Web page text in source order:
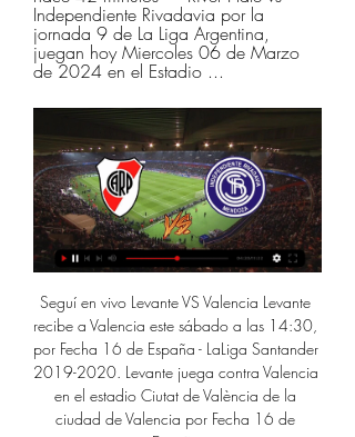
Independiente Rivadavia por la
jornada 9 de La Liga Argentina,
juegan hoy Miercoles 06 de Marzo
de 2024 en el Estadio ...
Seguí en vivo Levante VS Valencia Levante recibe a Valencia este sábado a las 14:30, por Fecha 16 de España - LaLiga Santander 2019-2020. Levante juega contra Valencia en el estadio Ciutat de València de la ciudad de Valencia por Fecha 16 de España.

En las cuentas de las redes sociales del Mushuc Runa se informó este 30 de enero que el partido programado ante Macará se suspende por ‘razones extra futbolísticas’.El juego estaba programado para el sábado 2 de febrero en el estadio Cooperativa de Ahorro y Crédito Mushuc Runa ubicado en …

Lo último en Baltimore Orioles noticias, resultados, estadísticas, rumores y mas de ESPN.. Kenta Maeda tolera jonrón en debut con Twins.. pero no permitió más daño en su primera.

EN VIVO ONLINE River Plate vs. Independiente Rivadavia hace 2 días — Cómo ver en vivo por TV y streaming el partido entre River vs Independiente Rivadavia, por la novena fecha de la Copa de la Liga 2024.

Un viejo clásico de colonias será protagonista de la gran final que otorga boletos a la Copa Libertadores 2019, como Chile 4. Éste sábado 10 de noviembre, a las 20:00 horas se jugará el encuentro de ida de la gran final en el estadio Bicentenario de La Florida, donde el local Audax Italiano recibirá a Palestino, con arbitraje de Ángelo.

Cuidad Quesada, a menudo conocida como San Carlos, se encuentra en la parte central de la provincia de Alajuela. Es una de las zonas más fértiles en agricultura de Costa Rica. La producción de carne y productos lácteos son clave, pero también hay fincas cafetaleras que se pueden visitar.

Ver River Plate vs Lanús En Vivo Live Stream Today! online y gratis por internet. V. a las 1. 7: 4. Estádio Antonio Vespucio Liberti. Mirar River Plate vs Lanús en vivo online por internet. Wath live stream. Google Play, Apple Store 2. Ver partido Ver River Plate vs Lanús EN VIVO ONLINE HD. Jornada de las Semifinales Copa Libertadores de.

La Universidad de Chile volvió a la zona de descenso tras caer ante Palestino.. Luksic anuncia que ningún trabajador directo de Quiñeco y sus empresas ganará menos de 500 mil pesos el 2020. Ministerio de Salud descartó caso sospechoso de coronavirus en Chile @elepicentro en …

River vs. Independiente Rivadavia, hoy EN VIVO: hora, por hace 23 horas — El Millonario, que viene de empatar ante Talleres, recibe a la Lepra mendocina en el Monumental. Seguilo en Olé. AI. ⚽ River Plate jugará ...

Fecha de inicio: 18 de enero de 2020Hora: 8 p.m. (hora de Costa Rica)Lugar: GuadalupeSede: Estadio Coyella FonsecaJornada 3 Liga Promerica Fecha, horario, cómo ver en directo en televisión y cómo seguir online Guadalupe vs. Universitario Canal de Transmisión: Tigo Sports Canal 9 en digital, 709 en HD y 13 en satelital HD. App: Tigo […]

Hoteles cerca Universidad Xavier – Ateneo de Cagayán, Cagayán de Oro al mejor precio? Reserve ya y ahorra hasta en 30-50% de descuento con Hoteles.com!

River vs. Independiente Rivadavia: día, TV y horario para hace 3 días — River vs. Independiente Rivadavia: día, TV y horario para ver EN VIVO · Buscando salir de una racha de cuatro empates consecutivos, el Millonario ...

23 hours ago · Pronóstico Rio Ave vs Santa Clara para el partido del sábado en la Primeira Liga de Portugal.Rio Ave podría entrar entre los cinco primeros con una victoria en casa contra el Santa Clara de la mitad de la tabla en el penúltimo partido de la temporada por parejas.

A qué hora juega River Plate vs. Independiente Rivadavia hace 9 horas — Se puede ver en vivo por TV a través de ESPN Premium. Además, existe la posibilidad de seguir el minuto a minuto con estadísticas ...

En el último piso del Ateneo Mercantil de Valencia, en mayo abrieron la terraza más espectacular del centro de Valencia siendo el único ático del centro histórico de Valencia convertido en Lounge, es un lugar exclusivo en Valencia, donde disfrutar del mejor ambiente en lo alto del emblemático edificio del Ateneo Mercantil de Valencia.

La carrera de Docencia forma profesionales capaces de desarrollar e implementar métodos y estrategias para la enseñanza a distintos tipos de personas. El proceso de enseñanza-aprendizaje se basa en una transmisión de conocimientos y valores del profesor a los estudiantes, que se logra por medio de diversas técnicas para obtener los mejores.

Cobreloa, Deportes Melipilla, Deportes Santa Cruz, Deportes Temuco, Deportes Valdivia (local y visita), Rangers (local y visita), Magallanes, San Luis de Quillota, San Marcos de Arica, y Unión San Felipe.

Obras terminó con una sonrisa frente a Gigante del Sur En la definición de la Copa Argentina,. La Nación se comprometió a agilizar los pagos para la obra del Acueducto Gran San Juan.

River Plate vs. Independiente (Copa Libertadores) hace 8 horas — Noticias del Club. Información y accesos - River vs. Independiente Rivadavia (Copa River tv. Ver todos los videos · OJO MILLONARIO | Empate 2-2 en Córdoba ...

Alianza Lima visitará a Carlos A. Mannucci en Trujillo con algunos cambios en la plantilla. Alianza Lima cayó 3-2 ante Alianza Universidad en Matute.. Que Alianza Lima regrese a la línea de cuatro defensores, no es descabellado, por ejemplo.

directo Italia baraja el. El centrocampista Julio Buffarini debió poner dinero de su bolsillo para fichar por el San Lorenzo de Almagro, de Buenos Aires, informó hoy la prensa local. SEGUIR.

Eintracht Braunschweig vs Hallescher FC el resultado en vivo en la liga 3 liga alemana. Presentamos el resultado en vivo, la composición de los equipos antes del partido, los goleadores, las estadísticas y la tabla de posiciones

Liga de Quito vs. Universidad Católica: los albos buscarán pasar el mal trago que les supuso la eliminación de la Copa Sudamericana el último jueves. Los albos le dijeron adiós al certamen el último jueves, pese a ganar al cuadro brasileño por 2-1, pero ese tanto de visita los dejó fuera de los cuartos de final, y ahora buscarán pasar ese trago amargo en el torneo doméstico.

Bodø/Glimt - Stabæk Fotball . 3:3 (1: 2) Este encuentro no fue visitado por ningún otro usuario ¿Apoyas a tu club favorito en el estadio siempre que juega en casa? Con la herramienta "Groundhopping" de Transfermarkt puedes anotar.

El sitio oficial del fútbol chileno. Sigue junto a nosotros todas las alternativas del Campeonato Nacional Primera División, la Primera B y todas las novedades de los clubes profesionales. Disfruta de las alternativas del Fútbol Joven, el Fútbol Femenino y el Futsal, y ponte la 'Roja' de nuestra Selección chilena en el portal más completo del fútbol nacional.

Coras Tepic. El cuadro de Nayarit duró poco en el Ascenso MX pero dejó buenas impresiones, pues era uno de los equipos constantes y hasta llegó a disputar una final del Ascenso, además de que.

COMUNICACIÓN DEL CAMBIO DE TITULARIDAD DE INSTRUMENTO DE INTERVENCIÓN AMBIENTAL que se indica, y manifiesto, como nuevo titular, mi conformidad con las obligaciones, responsabilidades y derechos establecidos o los derivados del instrumento de intervención ambiental objeto de transmisión. EMPLAZAMIENTO EXACTO DE LA ACTIVIDAD:

River Plate vs Independiente Rivadavia EN VIVO hace 7 horas — Minuto a minuto del partido River Plate vs Independiente Rivadavia en vivo y online, correspondiente a la jornada 9 de la Copa de la Liga.

El tránsito está cortado esta mañana en la intersección de Chacabuco y Av. Rivadavia. Esto se debe a que personal de Obras Sanitarias trabaja en el lugar sobre un desperfecto en la red de agua.

River Plate vs Independiente Rivadavia en vivo Copa de la hace 4 horas — River Plate vs Independiente Rivadavia en vivo Copa de la Liga Argentina: Resultado y goles de la jornada 9, en directo online · Resultado al ...

Los celestes sorprendieron al golear los Toros en Malacatán. Deportivo Sanarate se impuso 0-3 a Malacateco en el estadio Santa Lucía, en un resultado que sorprendió a propios y extraños, por ganar en la difícil cancha de los Toros. El cuadro celeste triunfó gracias a los tantos de William Zapata, César Calderón y William Fajardo. …

RIVER PLATE vs INDEPENDIENTE RIVADAVIA EN VIVO YouTube YouTube YouTube La Casaca Futbol hace 7 horas hace 7 horas

Luego del triunfo ante el líder, Deportivo Riestra, Platense jugará en condición de visitante el día lunes por la fecha 16 ante el ascendido Excursionistas, buscando otra victoria que le permita mantener la racha invicta y acercarlo a los puestos de reducido. Arbitrará desde las 17 Gonzalo López Aldazábal.

México.- Oaxaca es una de las zonas más devastadas luego de los terremotos ocurridos el 7 y 19 de septiembre. Por ende, el equipo de futbol Alebrijes desea convertirse en un rayo de luz para los habitantes de dicha región al ofrecer de manera gratuita las entradas para el duelo que sostendrán este sábado frente al Atlante.

Ciudades. Buenos Aires 27.2°. “ Se están celebrando los 100 años de El Ateneo y no se puede entrar sin invitación”.. detectando una línea tan invisible como necesaria:.

Temario Breve historia del sistema de salud en argentina Características del sistema actual. El gasto en salud en Argentina. Prioridades en materia de salud. Legislación sobre ejercicio profesional El Sistema de Salud Argentino (1) Sistema de salud: un sistema de salud es un modelo de organización social para dar respuesta a los problemas de salud de la población.

KFC–Lunds BK Kristianstad Fotbollsarena , Kristianstad. Seriematch i division I. f; t; 07. Närheten gör det enkelt att leva i Kristianstad. Som handelsstad och med sitt rika kulturliv och sin positiva puls är det också kul att leva i Kristianstad. Varför är då staden orange?

plantas immex immex immex_dic tipo_programa rfc correo_electronico razon_social estatus_programa actividad cp calle telefono colonia estado ciudad municipio

River Plate - - Independiente Rivadavia en vivo, resultados River Plate Independiente Rivadavia marcadores en directo (y ver en vivo gratis video streaming en directo) comienza el 7 mar 2024 a las 0:30 (Hora UTC) ...

Herediano remó contra corriente pero se levantó para